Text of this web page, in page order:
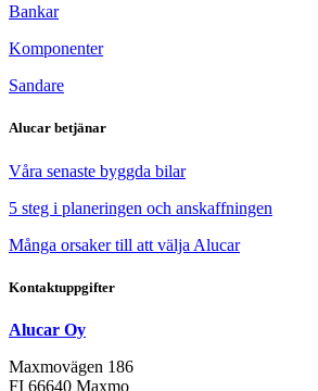
Bankar
Komponenter
Sandare
Alucar betjänar
Våra senaste byggda bilar
5 steg i planeringen och anskaffningen
Många orsaker till att välja Alucar
Kontaktuppgifter
Alucar Oy
Maxmovägen 186
FI 66640 Maxmo